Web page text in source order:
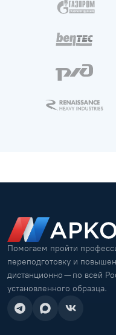
Помогаем пройти
переподготовку и
дистанционно — по всей
установленного образца.